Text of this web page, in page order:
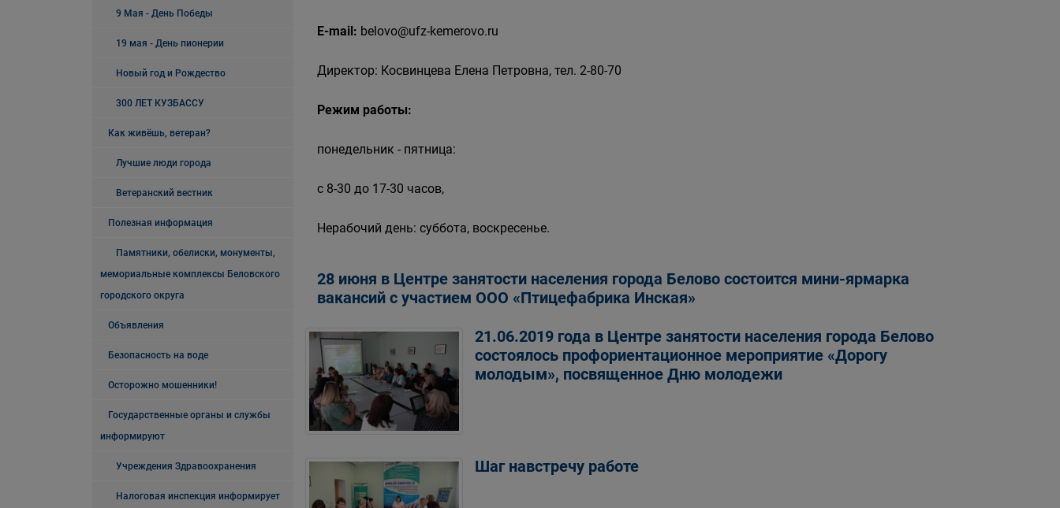
9 Мая - День Победы
19 мая - День пионерии
Новый год и Рождество
300 ЛЕТ КУЗБАССУ
Как живёшь, ветеран?
Лучшие люди города
Ветеранский вестник
Полезная информация
Памятники, обелиски, монументы,
мемориальные комплексы Беловского
городского округа
Объявления
Безопасность на воде
Осторожно мошенники!
Государственные органы и службы
информируют
Учреждения Здравоохранения
Налоговая инспекция информирует
E-mail: belovo@ufz-kemerovo.ru
Директор: Косвинцева Елена Петровна, тел. 2-80-70
Режим работы:
понедельник - пятница:
с 8-30 до 17-30 часов,
Нерабочий день: суббота, воскресенье.
28 июня в Центре занятости населения города Белово состоится мини-ярмарка
вакансий с участием ООО «Птицефабрика Инская»
21.06.2019 года в Центре занятости населения города Белово
состоялось профориентационное мероприятие «Дорогу
молодым», посвященное Дню молодежи
Шаг навстречу работе